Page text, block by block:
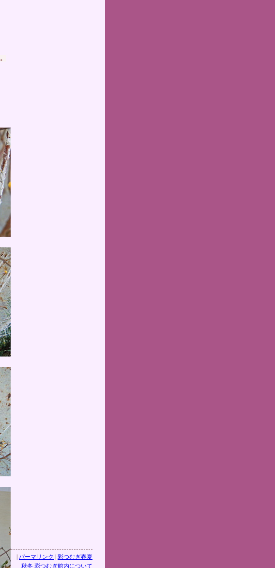
。
パーマリンク
彩つむぎ春夏
秋冬 彩つむぎ館内について